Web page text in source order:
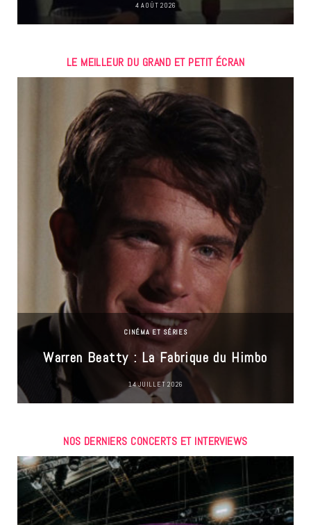
4 AOÛT 2026
LE MEILLEUR DU GRAND ET PETIT ÉCRAN
CINÉMA ET SÉRIES
Warren Beatty : La Fabrique du Himbo
14 JUILLET 2026
NOS DERNIERS CONCERTS ET INTERVIEWS